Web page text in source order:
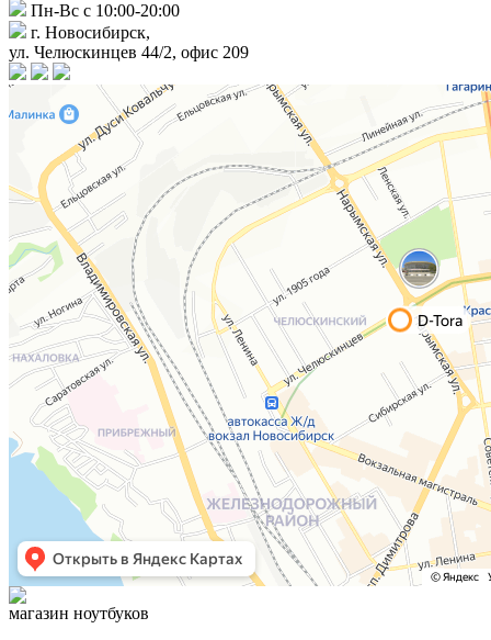
Пн-Вс с 10:00-20:00
г. Новосибирск,
ул. Челюскинцев 44/2, офис 209
магазин ноутбуков